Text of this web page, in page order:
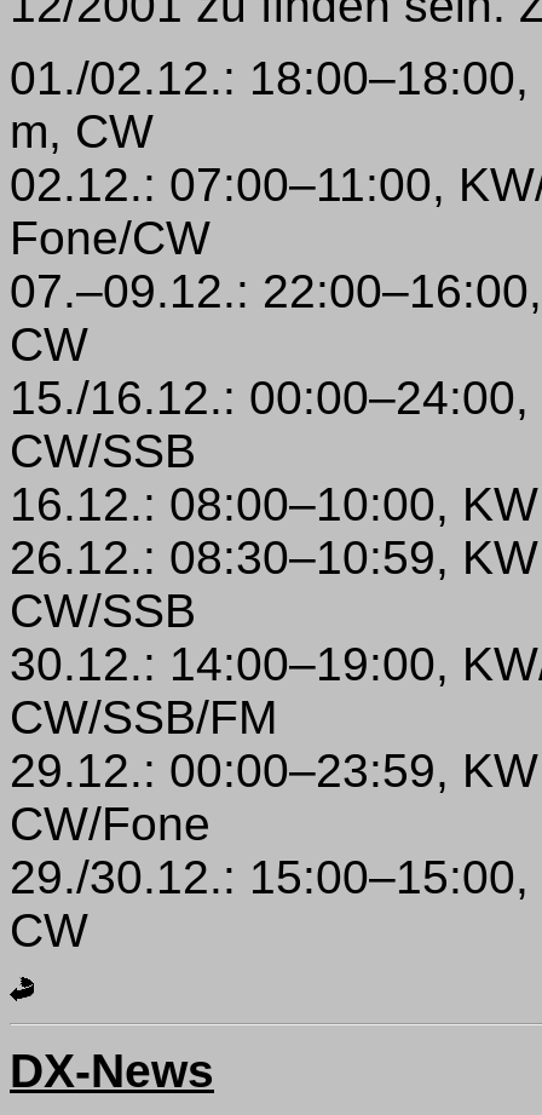
01./02.12.:
m, CW
02.12.: 07:00–11:00,
Fone/CW
07.–09.12.:
CW
15./16.12.:
CW/SSB
16.12.: 08:00–10:00,
26.12.: 08:30–10:59,
CW/SSB
30.12.: 14:00–19:00,
CW/SSB/FM
29.12.: 00:00–23:59,
CW/Fone
29./30.12.:
CW
DX-News